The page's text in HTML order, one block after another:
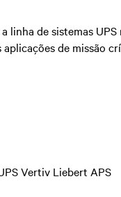
linha de sistemas
de missão
Vertiv Liebert APS